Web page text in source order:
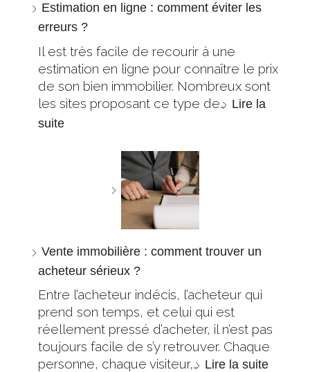
Estimation en ligne : comment éviter les
erreurs ?
Il est très facile de recourir à une
estimation en ligne pour connaître le prix
de son bien immobilier. Nombreux sont
les sites proposant ce type de… Lire la
suite
Vente immobilière : comment trouver un
acheteur sérieux ?
Entre l’acheteur indécis, l’acheteur qui
prend son temps, et celui qui est
réellement pressé d’acheter, il n’est pas
toujours facile de s’y retrouver. Chaque
personne, chaque visiteur,… Lire la suite